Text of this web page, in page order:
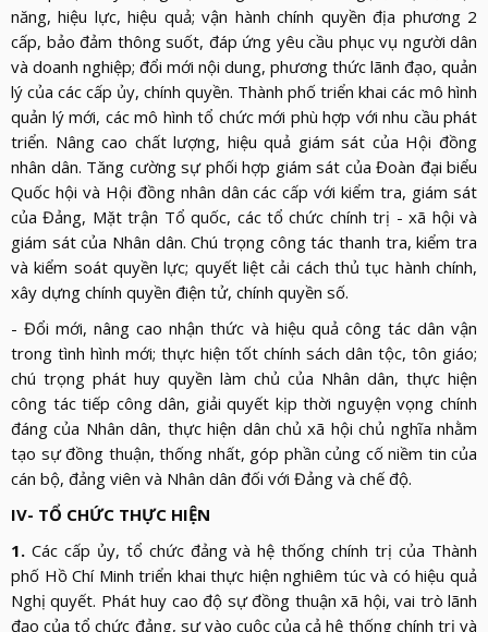
năng, hiệu lực, hiệu quả; vận hành chính quyền địa phương 2
cấp, bảo đảm thông suốt, đáp ứng yêu cầu phục vụ người dân
và doanh nghiệp; đổi mới nội dung, phương thức lãnh đạo, quản
lý của các cấp ủy, chính quyền. Thành phố triển khai các mô hình
quản lý mới, các mô hình tổ chức mới phù hợp với nhu cầu phát
triển. Nâng cao chất lượng, hiệu quả giám sát của Hội đồng
nhân dân. Tăng cường sự phối hợp giám sát của Đoàn đại biểu
Quốc hội và Hội đồng nhân dân các cấp với kiểm tra, giám sát
của Đảng, Mặt trận Tổ quốc, các tổ chức chính trị - xã hội và
giám sát của Nhân dân. Chú trọng công tác thanh tra, kiểm tra
và kiểm soát quyền lực; quyết liệt cải cách thủ tục hành chính,
xây dựng chính quyền điện tử, chính quyền số.
- Đổi mới, nâng cao nhận thức và hiệu quả công tác dân vận
trong tình hình mới; thực hiện tốt chính sách dân tộc, tôn giáo;
chú trọng phát huy quyền làm chủ của Nhân dân, thực hiện
công tác tiếp công dân, giải quyết kịp thời nguyện vọng chính
đáng của Nhân dân, thực hiện dân chủ xã hội chủ nghĩa nhằm
tạo sự đồng thuận, thống nhất, góp phần củng cố niềm tin của
cán bộ, đảng viên và Nhân dân đối với Đảng và chế độ.
IV- TỔ CHỨC THỰC HIỆN
1. Các cấp ủy, tổ chức đảng và hệ thống chính trị của Thành
phố Hồ Chí Minh triển khai thực hiện nghiêm túc và có hiệu quả
Nghị quyết. Phát huy cao độ sự đồng thuận xã hội, vai trò lãnh
đạo của tổ chức đảng, sự vào cuộc của cả hệ thống chính trị và